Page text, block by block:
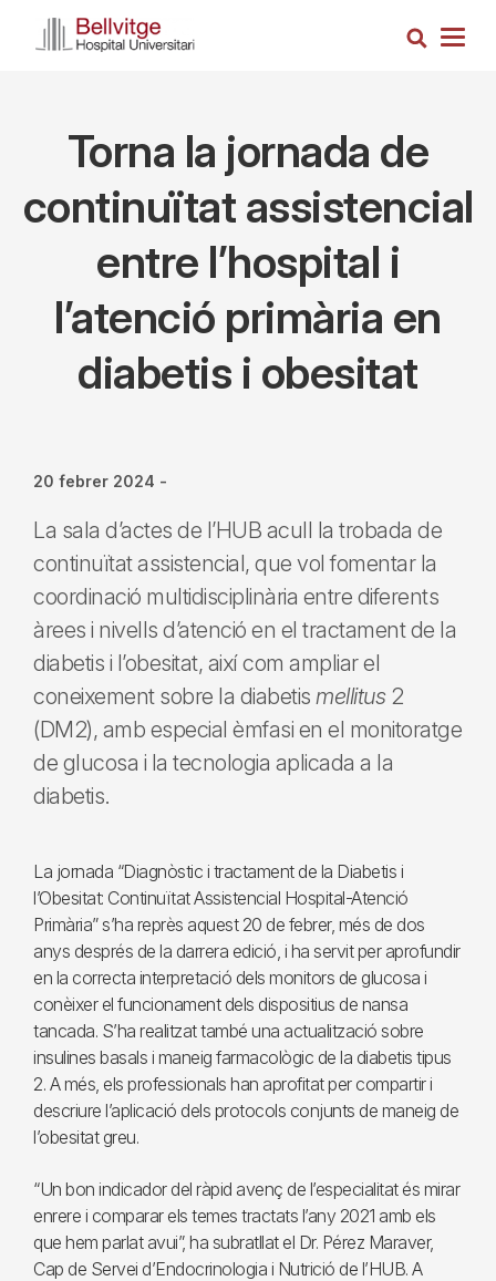
Cerca
Torna la jornada de
continuïtat assistencial
entre l’hospital i
l’atenció primària en
diabetis i obesitat
20 febrer 2024 -
La sala d’actes de l’HUB acull la trobada de
continuïtat assistencial, que vol fomentar la
coordinació multidisciplinària entre diferents
àrees i nivells d’atenció en el tractament de la
diabetis i l’obesitat, així com ampliar el
coneixement sobre la diabetis mellitus2
(DM2), amb especial èmfasi en el monitoratge
de glucosa i la tecnologia aplicada a la
diabetis.
La jornada “Diagnòstic i tractament de la Diabetis i
l’Obesitat: Continuïtat Assistencial Hospital-Atenció
Primària” s’ha reprès aquest 20 de febrer, més de dos
anys després de la darrera edició, i ha servit per aprofundir
en la correcta interpretació dels monitors de glucosa i
conèixer el funcionament dels dispositius de nansa
tancada. S’ha realitzat també una actualització sobre
insulines basals i maneig farmacològic de la diabetis tipus
2. A més, els professionals han aprofitat per compartir i
descriure l’aplicació dels protocols conjunts de maneig de
l’obesitat greu.
“Un bon indicador del ràpid avenç de l’especialitat és mirar
enrere i comparar els temes tractats l’any 2021 amb els
que hem parlat avui”, ha subratllat el Dr. Pérez Maraver,
Cap de Servei d’Endocrinologia i Nutrició de l’HUB. A